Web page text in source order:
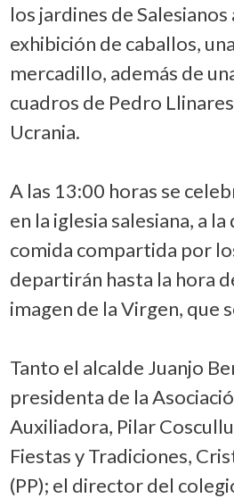
los jardines de Salesianos
exhibición de caballos,
mercadillo, además de
cuadros de Pedro
Ucrania.
A las 13:00 horas se
en la iglesia salesiana, a
comida compartida por
departirán hasta la hora
imagen de la Virgen, que
Tanto el alcalde Juanjo
presidenta de la
Auxiliadora, Pilar
Fiestas y Tradiciones,
(PP); el director del